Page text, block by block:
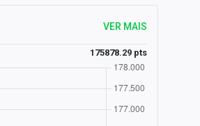
VER MAIS
175878.29 pts